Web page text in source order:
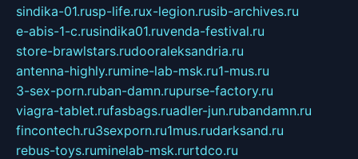
sindika-01.rusp-life.rux-legion.rusib-archives.ru
e-abis-1-c.rusindika01.ruvenda-festival.ru
store-brawlstars.rudooraleksandria.ru
antenna-highly.rumine-lab-msk.ru1-mus.ru
3-sex-porn.ruban-damn.rupurse-factory.ru
viagra-tablet.rufasbags.ruadler-jun.rubandamn.ru
fincontech.ru3sexporn.ru1mus.rudarksand.ru
rebus-toys.ruminelab-msk.rurtdco.ru